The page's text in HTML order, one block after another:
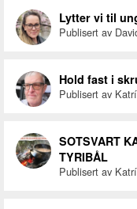
Lytter vi til
Publisert av
Hold fast i
Publisert av
SOTSVART
TYRIBÅL
Publisert av